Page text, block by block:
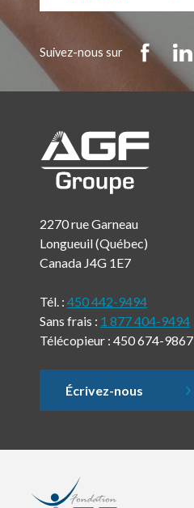
Suivez-nous sur
2270 rue Garneau
Longueuil (Québec)
Canada J4G 1E7
Tél. :450 442-9494
Sans frais : 1 877 404-9494
Télécopieur : 450 674-9867
Écrivez-nous